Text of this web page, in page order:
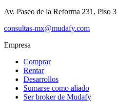
Av. Paseo de la Reforma 231, Piso 3
consultas-mx@mudafy.com
Empresa
Comprar
Rentar
Desarrollos
Sumarse como aliado
Ser broker de Mudafy